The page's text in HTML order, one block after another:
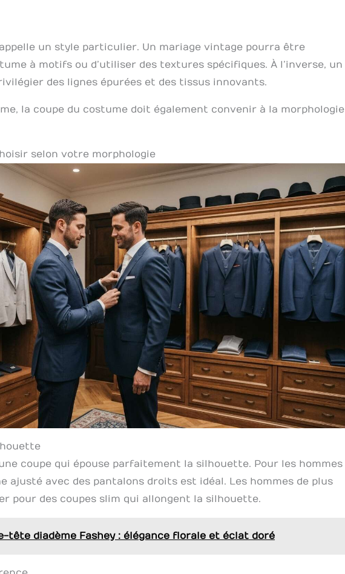
un style particulier. Un mariage vintage pourra être
à motifs ou d’utiliser des textures spécifiques. À l’inverse, un
des lignes épurées et des tissus innovants.
la coupe du costume doit également convenir à la morphologie
selon votre morphologie
coupe qui épouse parfaitement la silhouette. Pour les hommes
ajusté avec des pantalons droits est idéal. Les hommes de plus
pour des coupes slim qui allongent la silhouette.
tête diadème Fashey : élégance florale et éclat doré